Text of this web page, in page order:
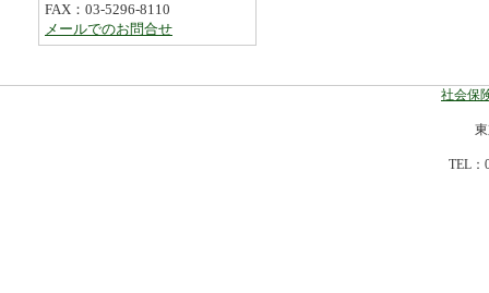
FAX：03-5296-8110
メールでのお問合せ
社会保
TEL：